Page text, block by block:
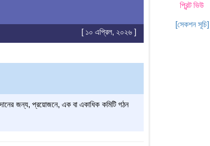
প্রিন্ট ভিউ
[সেকশন সূচি]
[ ১০ এপ্রিল, ২০২৬ ]
জন্য, প্রয়োজনে, এক বা একাধিক কমিটি গঠন